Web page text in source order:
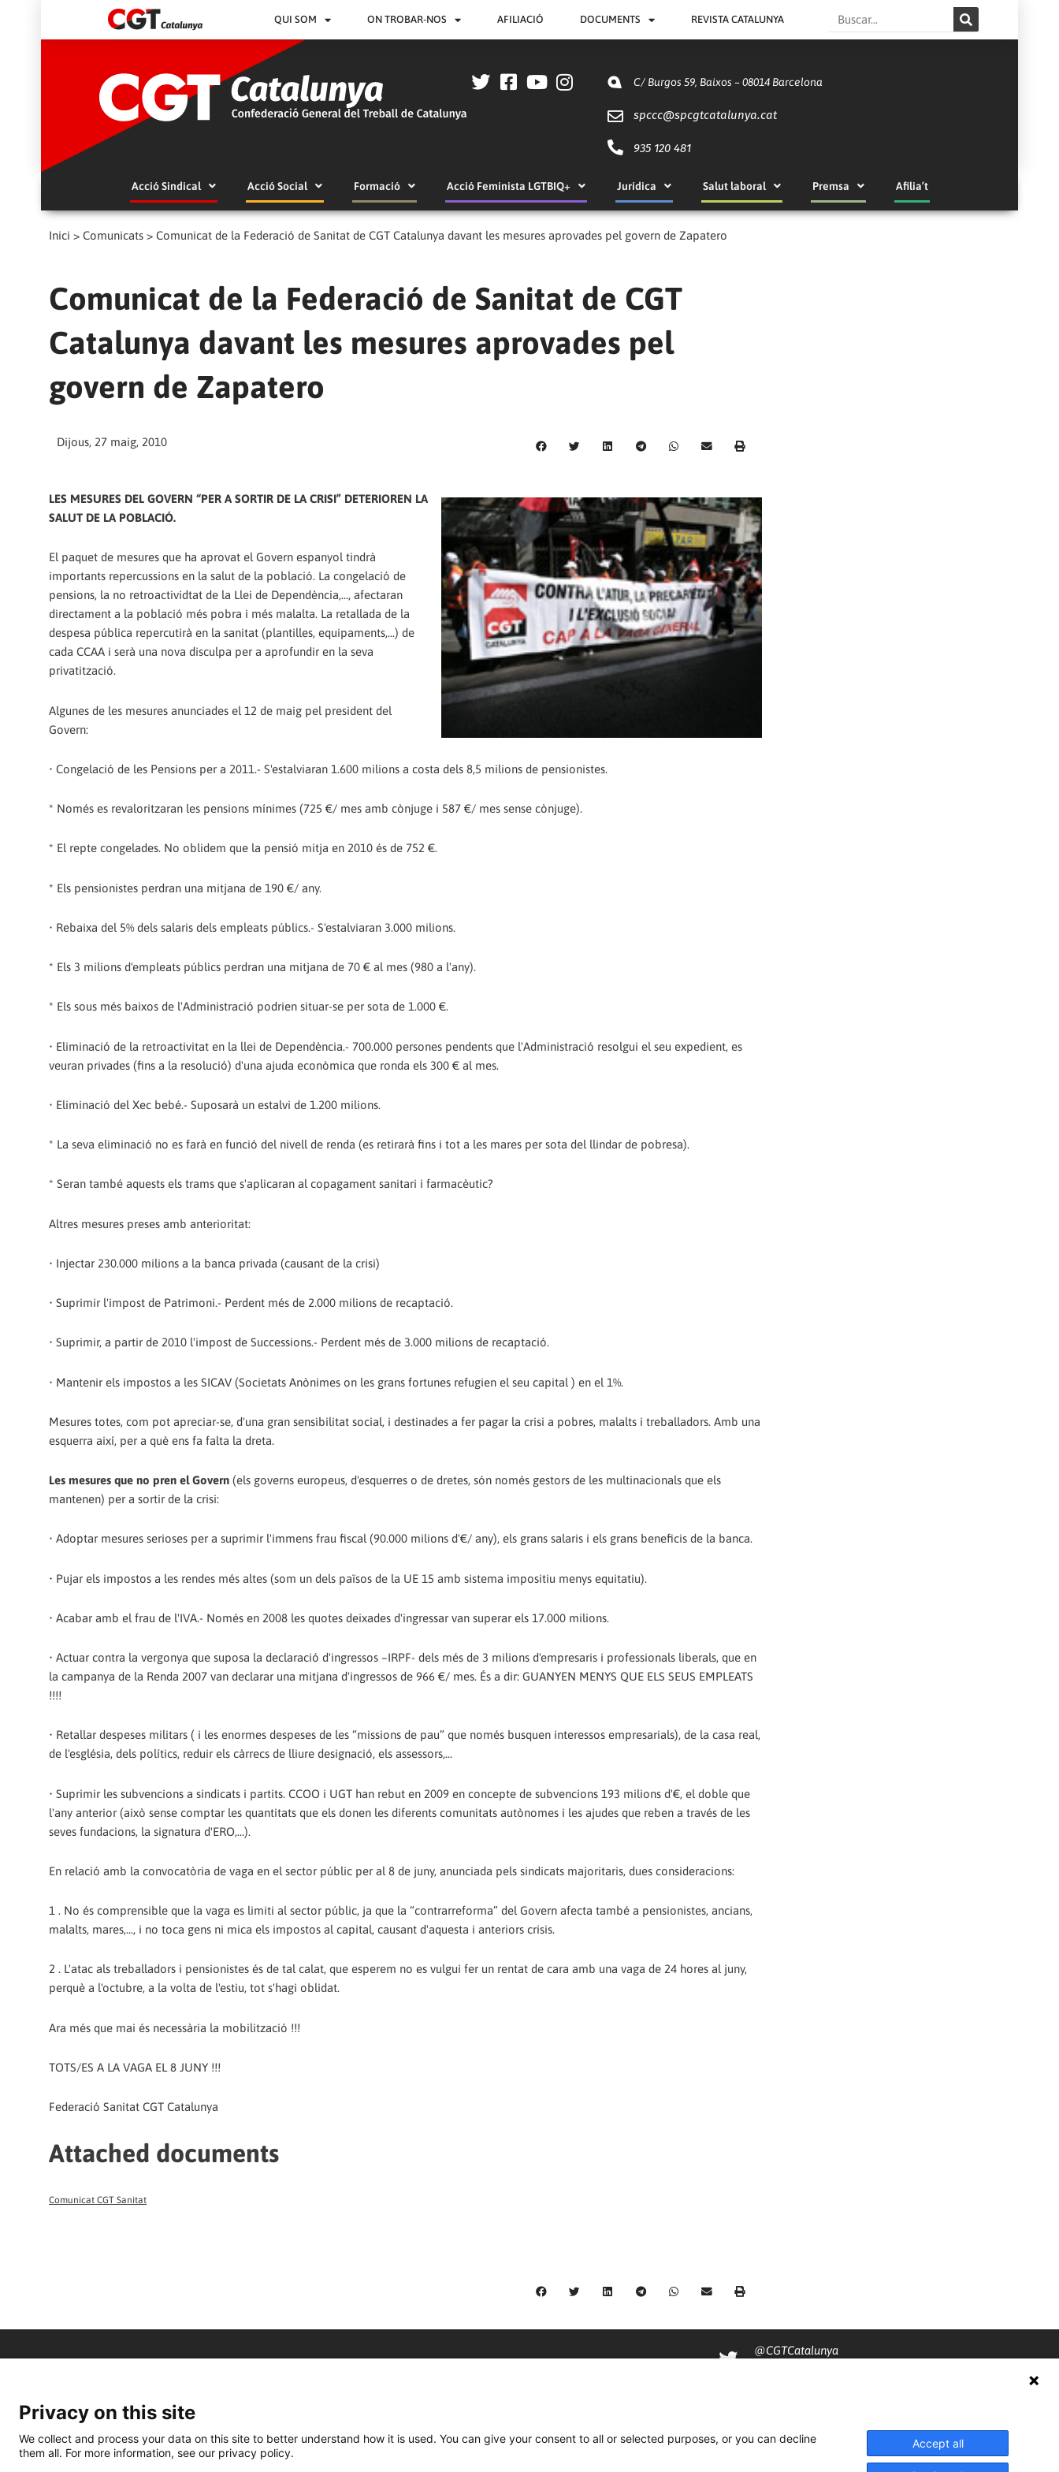
QUI SOM ON TROBAR-NOS AFILIACIÓ DOCUMENTS REVISTA CATALUNYA Search
C/ Burgos 59, Baixos – 08014 Barcelona
spccc@spcgtcatalunya.cat
935 120 481
Acció Sindical Acció Social Formació Acció Feminista LGTBIQ+ Jurídica Salut laboral Premsa Afilia’t
Inici > Comunicats > Comunicat de la Federació de Sanitat de CGT Catalunya davant les mesures aprovades pel govern de Zapatero
Comunicat de la Federació de Sanitat de CGT
Catalunya davant les mesures aprovades pel
govern de Zapatero
Dijous, 27 maig, 2010
LES MESURES DEL GOVERN “PER A SORTIR DE LA CRISI” DETERIOREN LA
SALUT DE LA POBLACIÓ.
El paquet de mesures que ha aprovat el Govern espanyol tindrà
importants repercussions en la salut de la població. La congelació de
pensions, la no retroactividtat de la Llei de Dependència,..., afectaran
directament a la població més pobra i més malalta. La retallada de la
despesa pública repercutirà en la sanitat (plantilles, equipaments,...) de
cada CCAA i serà una nova disculpa per a aprofundir en la seva
privatització.
Algunes de les mesures anunciades el 12 de maig pel president del
Govern:
• Congelació de les Pensions per a 2011.- S'estalviaran 1.600 milions a costa dels 8,5 milions de pensionistes.
* Només es revaloritzaran les pensions mínimes (725 €/ mes amb cònjuge i 587 €/ mes sense cònjuge).
* El repte congelades. No oblidem que la pensió mitja en 2010 és de 752 €.
* Els pensionistes perdran una mitjana de 190 €/ any.
• Rebaixa del 5% dels salaris dels empleats públics.- S'estalviaran 3.000 milions.
* Els 3 milions d'empleats públics perdran una mitjana de 70 € al mes (980 a l'any).
* Els sous més baixos de l'Administració podrien situar-se per sota de 1.000 €.
• Eliminació de la retroactivitat en la llei de Dependència.- 700.000 persones pendents que l'Administració resolgui el seu expedient, es
veuran privades (fins a la resolució) d'una ajuda econòmica que ronda els 300 € al mes.
• Eliminació del Xec bebé.- Suposarà un estalvi de 1.200 milions.
* La seva eliminació no es farà en funció del nivell de renda (es retirarà fins i tot a les mares per sota del llindar de pobresa).
* Seran també aquests els trams que s'aplicaran al copagament sanitari i farmacèutic?
Altres mesures preses amb anterioritat:
• Injectar 230.000 milions a la banca privada (causant de la crisi)
• Suprimir l'impost de Patrimoni.- Perdent més de 2.000 milions de recaptació.
• Suprimir, a partir de 2010 l'impost de Successions.- Perdent més de 3.000 milions de recaptació.
• Mantenir els impostos a les SICAV (Societats Anònimes on les grans fortunes refugien el seu capital ) en el 1%.
Mesures totes, com pot apreciar-se, d'una gran sensibilitat social, i destinades a fer pagar la crisi a pobres, malalts i treballadors. Amb una
esquerra així, per a què ens fa falta la dreta.
Les mesures que no pren el Govern (els governs europeus, d'esquerres o de dretes, són només gestors de les multinacionals que els
mantenen) per a sortir de la crisi:
• Adoptar mesures serioses per a suprimir l'immens frau fiscal (90.000 milions d'€/ any), els grans salaris i els grans beneficis de la banca.
• Pujar els impostos a les rendes més altes (som un dels països de la UE 15 amb sistema impositiu menys equitatiu).
• Acabar amb el frau de l'IVA.- Només en 2008 les quotes deixades d'ingressar van superar els 17.000 milions.
• Actuar contra la vergonya que suposa la declaració d'ingressos –IRPF- dels més de 3 milions d'empresaris i professionals liberals, que en
la campanya de la Renda 2007 van declarar una mitjana d'ingressos de 966 €/ mes. És a dir: GUANYEN MENYS QUE ELS SEUS EMPLEATS
!!!!
• Retallar despeses militars ( i les enormes despeses de les “missions de pau” que només busquen interessos empresarials), de la casa real,
de l'església, dels polítics, reduir els càrrecs de lliure designació, els assessors,...
• Suprimir les subvencions a sindicats i partits. CCOO i UGT han rebut en 2009 en concepte de subvencions 193 milions d'€, el doble que
l'any anterior (això sense comptar les quantitats que els donen les diferents comunitats autònomes i les ajudes que reben a través de les
seves fundacions, la signatura d'ERO,...).
En relació amb la convocatòria de vaga en el sector públic per al 8 de juny, anunciada pels sindicats majoritaris, dues consideracions:
1 . No és comprensible que la vaga es limiti al sector públic, ja que la “contrarreforma” del Govern afecta també a pensionistes, ancians,
malalts, mares,..., i no toca gens ni mica els impostos al capital, causant d'aquesta i anteriors crisis.
2 . L'atac als treballadors i pensionistes és de tal calat, que esperem no es vulgui fer un rentat de cara amb una vaga de 24 hores al juny,
perquè a l'octubre, a la volta de l'estiu, tot s'hagi oblidat.
Ara més que mai és necessària la mobilització !!!
TOTS/ES A LA VAGA EL 8 JUNY !!!
Federació Sanitat CGT Catalunya
Attached documents
Comunicat CGT Sanitat
@CGTCatalunya
cgtcatalunya
Privacy on this site
We collect and process your data on this site to better understand how it is used. You can give your consent to all or selected purposes, or you can decline
them all. For more information, see our privacy policy.
Accept all